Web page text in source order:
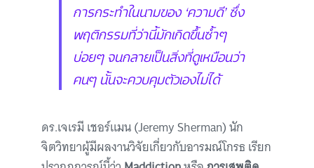
การกระทำในนามของ ‘ความดี’ ซึ่ง
พฤติกรรมที่ว่านี้มักเกิดขึ้นซ้ำๆ
บ่อยๆ จนกลายเป็นสิ่งที่ดูเหมือนว่า
คนๆ นั้นจะควบคุมตัวเองไม่ได้
ดร.เจเรมี เชอร์แมน (Jeremy Sherman) นัก
จิตวิทยาผู้มีผลงานวิจัยเกี่ยวกับอารมณ์โกรธ เรียก